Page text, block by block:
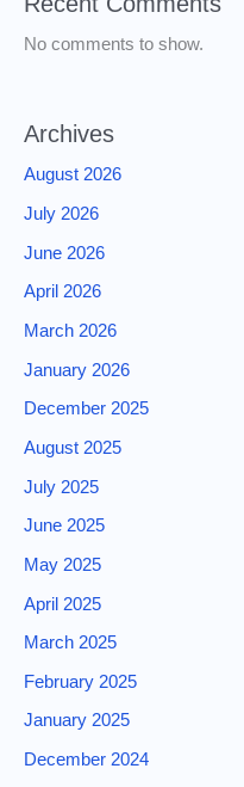
No comments to show.
Archives
August 2026
July 2026
June 2026
April 2026
March 2026
January 2026
December 2025
August 2025
July 2025
June 2025
May 2025
April 2025
March 2025
February 2025
January 2025
December 2024